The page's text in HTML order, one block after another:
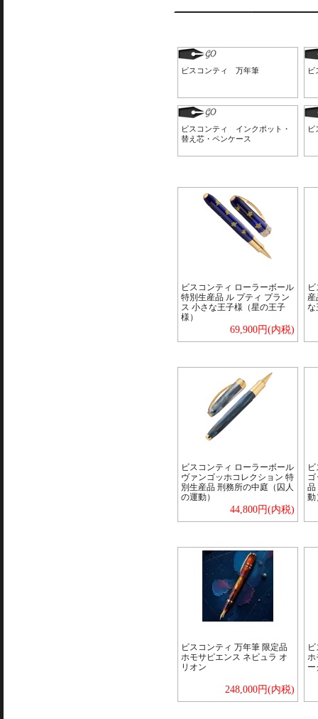
ビスコンティ 万年筆 ビ
ビスコンティ インクポット・
替え芯・ペンケース
ビスコンティ ローラーボール
特別生産品 ル プティ プラン
ス 小さな王子様（星の王子
様）
69,900円(内税)
産
な
ビスコンティ ローラーボール
ヴァンゴッホコレクション 特
別生産品 刑務所の中庭（囚人
の運動）
44,800円(内税)
ゴ
品
動
ビスコンティ 万年筆 限定品
ホモサピエンス ネビュラ オ
リオン
248,000円(内税)
ホ
ー